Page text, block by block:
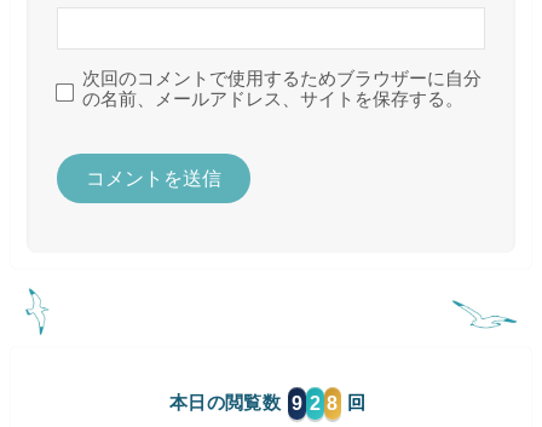
次回のコメントで使用するためブラウザーに自分
の名前、メールアドレス、サイトを保存する。
本日の閲覧数 9 2 8